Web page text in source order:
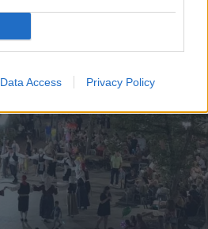
Data Access Privacy Policy